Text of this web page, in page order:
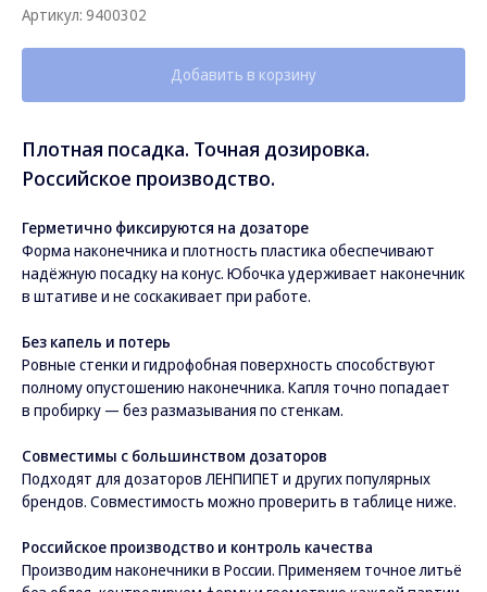
Артикул: 9400302
Добавить в корзину
Плотная посадка. Точная дозировка.
Российское производство.
Герметично фиксируются на дозаторе
Форма наконечника и плотность пластика обеспечивают
надёжную посадку на конус. Юбочка удерживает наконечник
в штативе и не соскакивает при работе.
Без капель и потерь
Ровные стенки и гидрофобная поверхность способствуют
полному опустошению наконечника. Капля точно попадает
в пробирку — без размазывания по стенкам.
Совместимы с большинством дозаторов
Подходят для дозаторов ЛЕНПИПЕТ и других популярных
брендов. Совместимость можно проверить в таблице ниже.
Российское производство и контроль качества
Производим наконечники в России. Применяем точное литьё